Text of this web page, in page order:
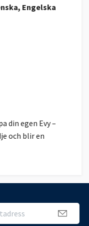
Engelska
din egen Evy –
och blir en